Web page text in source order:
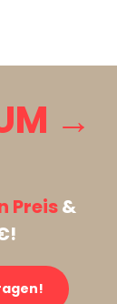
→
Preis&